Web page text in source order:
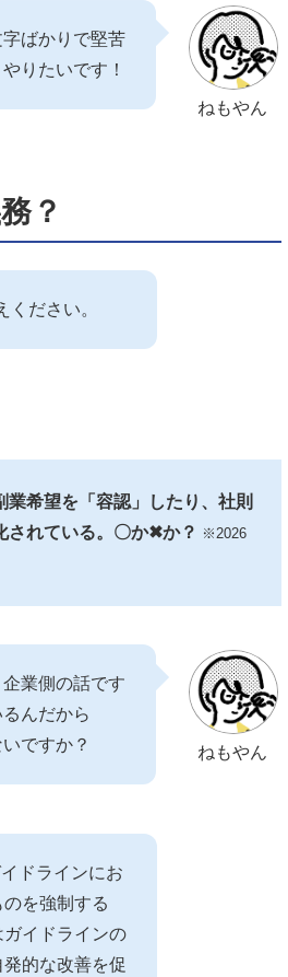
ばかりで堅苦
りたいです！
ねもやん
？
ださい。
希望を「容認」したり、社則
されている。〇か✖か？ ※2026
業側の話です
んだから
ですか？
ねもやん
ドラインにお
を強制する
ガイドラインの
的な改善を促